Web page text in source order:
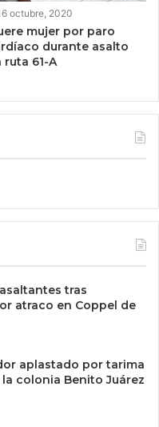
octubre, 2020
mujer por paro
durante asalto
ruta 61-A
tras
atraco en Coppel de
aplastado por tarima
colonia Benito Juárez